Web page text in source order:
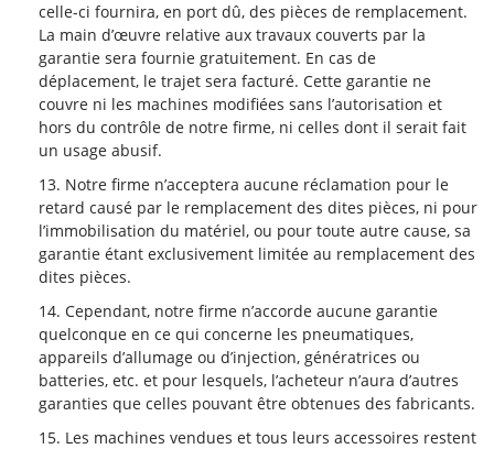
celle-ci fournira, en port dû, des pièces de remplacement.
La main d’œuvre relative aux travaux couverts par la
garantie sera fournie gratuitement. En cas de
déplacement, le trajet sera facturé. Cette garantie ne
couvre ni les machines modifiées sans l’autorisation et
hors du contrôle de notre firme, ni celles dont il serait fait
un usage abusif.
Notre firme n’acceptera aucune réclamation pour le
retard causé par le remplacement des dites pièces, ni pour
l’immobilisation du matériel, ou pour toute autre cause, sa
garantie étant exclusivement limitée au remplacement des
dites pièces.
Cependant, notre firme n’accorde aucune garantie
quelconque en ce qui concerne les pneumatiques,
appareils d’allumage ou d’injection, génératrices ou
batteries, etc. et pour lesquels, l’acheteur n’aura d’autres
garanties que celles pouvant être obtenues des fabricants.
Les machines vendues et tous leurs accessoires restent